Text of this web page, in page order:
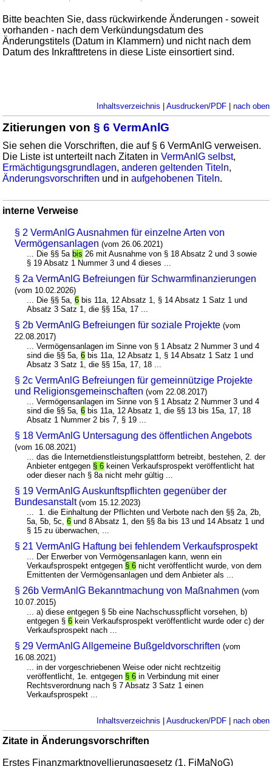
Bitte beachten Sie, dass rückwirkende Änderungen - soweit
vorhanden - nach dem Verkündungsdatum des
Änderungstitels (Datum in Klammern) und nicht nach dem
Datum des Inkrafttretens in diese Liste einsortiert sind.
Inhaltsverzeichnis Ausdrucken/PDF| nach oben
Zitierungen von§ 6 VermAnlG
Sie sehen die Vorschriften, die auf § 6 VermAnlG verweisen.
Die Liste ist unterteilt nach Zitaten inVermAnlG selbst,
Ermächtigungsgrundlagen,anderen geltenden Titeln,
Änderungsvorschriften und inaufgehobenen Titeln.
interne Verweise
§ 2 VermAnlG Ausnahmen für einzelne Arten von
Vermögensanlagen (vom 26.06.2021)
... Die §§ 5a bis 26 mit Ausnahme von § 18 Absatz 2 und 3 sowie
§ 19 Absatz 1 Nummer 3 und 4 dieses ...
§ 2a VermAnlG Befreiungen für Schwarmfinanzierungen
(vom 10.02.2026)
... Die §§ 5a,6 bis 11a, 12 Absatz 1, § 14 Absatz 1 Satz 1 und
Absatz 3 Satz 1, die §§ 15a, 17 ...
§ 2b VermAnlG Befreiungen für soziale Projekte (vom
22.08.2017)
... Vermögensanlagen im Sinne von § 1 Absatz 2 Nummer 3 und 4
sind die §§ 5a,6 bis 11a, 12 Absatz 1, § 14 Absatz 1 Satz 1 und
Absatz 3 Satz 1, die §§ 15a, 17, 18 ...
§ 2c VermAnlG Befreiungen für gemeinnützige Projekte
und Religionsgemeinschaften (vom 22.08.2017)
... Vermögensanlagen im Sinne von § 1 Absatz 2 Nummer 3 und 4
sind die §§ 5a,6 bis 11a, 12 Absatz 1, die §§ 13 bis 15a, 17, 18
Absatz 1 Nummer 2 bis 7, § 19 ...
§ 18 VermAnlG Untersagung des öffentlichen Angebots
(vom 16.08.2021)
... das die Internetdienstleistungsplattform betreibt, bestehen, 2. der
Anbieter entgegen § 6 keinen Verkaufsprospekt veröffentlicht hat
oder dieser nach § 8a nicht mehr gültig ...
§ 19 VermAnlG Auskunftspflichten gegenüber der
Bundesanstalt (vom 15.12.2023)
... 1. die Einhaltung der Pflichten und Verbote nach den §§ 2a, 2b,
5a, 5b, 5c,6 und 8 Absatz 1, den §§ 8a bis 13 und 14 Absatz 1 und
§ 15 zu überwachen, ...
§ 21 VermAnlG Haftung bei fehlendem Verkaufsprospekt
... Der Erwerber von Vermögensanlagen kann, wenn ein
Verkaufsprospekt entgegen § 6 nicht veröffentlicht wurde, von dem
Emittenten der Vermögensanlagen und dem Anbieter als ...
§ 26b VermAnlG Bekanntmachung von Maßnahmen (vom
10.07.2015)
... a) diese entgegen § 5b eine Nachschusspflicht vorsehen, b)
entgegen §6 kein Verkaufsprospekt veröffentlicht wurde oder c) der
Verkaufsprospekt nach ...
§ 29 VermAnlG Allgemeine Bußgeldvorschriften (vom
16.08.2021)
... in der vorgeschriebenen Weise oder nicht rechtzeitig
veröffentlicht, 1e. entgegen § 6 in Verbindung mit einer
Rechtsverordnung nach § 7 Absatz 3 Satz 1 einen
Verkaufsprospekt ...
Inhaltsverzeichnis Ausdrucken/PDF| nach oben
Zitate in Änderungsvorschriften
Erstes Finanzmarktnovellierungsgesetz (1. FiMaNoG)